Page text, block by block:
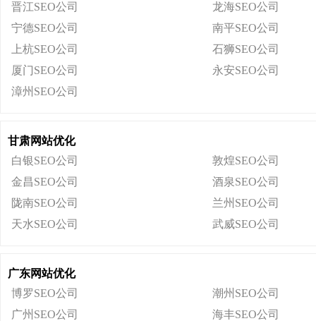
晋江SEO公司
龙海SEO公司
宁德SEO公司
南平SEO公司
上杭SEO公司
石狮SEO公司
厦门SEO公司
永安SEO公司
漳州SEO公司
甘肃网站优化
白银SEO公司
敦煌SEO公司
金昌SEO公司
酒泉SEO公司
陇南SEO公司
兰州SEO公司
天水SEO公司
武威SEO公司
广东网站优化
博罗SEO公司
潮州SEO公司
广州SEO公司
海丰SEO公司